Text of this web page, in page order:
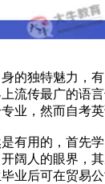
独特魅力，有
流传最广的语
业，然而自考
用的，首先学
阔人的眼界，
业后可在贸易